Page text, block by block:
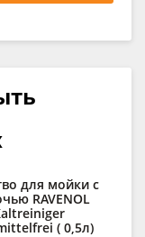
для мойки с
RAVENOL
( 0,5л)